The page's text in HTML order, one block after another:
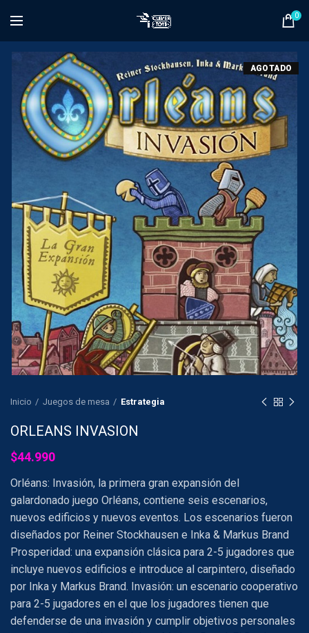
0
AGOTADO
Inicio Juegos de mesa Estrategia
ORLEANS INVASION
$44.990
Orléans: Invasión, la primera gran expansión del
galardonado juego Orléans, contiene seis escenarios,
nuevos edificios y nuevos eventos. Los escenarios fueron
diseñados por Reiner Stockhausen e Inka & Markus Brand
Prosperidad: una expansión clásica para 2-5 jugadores que
incluye nuevos edificios e introduce al carpintero, diseñado
por Inka y Markus Brand. Invasión: un escenario cooperativo
para 2-5 jugadores en el que los jugadores tienen que
defenderse de una invasión y cumplir objetivos personales